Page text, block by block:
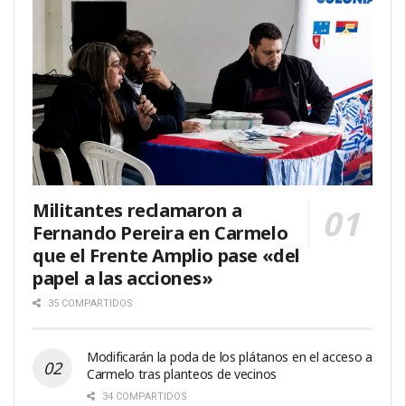
Militantes reclamaron a
Fernando Pereira en Carmelo
que el Frente Amplio pase «del
papel a las acciones»
35 COMPARTIDOS
Modificarán la poda de los plátanos en el acceso a
Carmelo tras planteos de vecinos
34 COMPARTIDOS